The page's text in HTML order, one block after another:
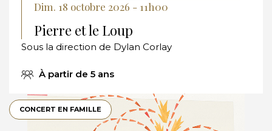
Pierre et le Loup
Dim. 18 octobre 2026 - 11h00
Sous la direction de Dylan Corlay
À partir de 5 ans
CONCERT EN FAMILLE